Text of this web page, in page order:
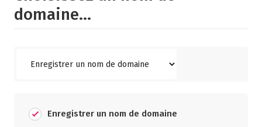
domaine...
Enregistrer un nom de domaine